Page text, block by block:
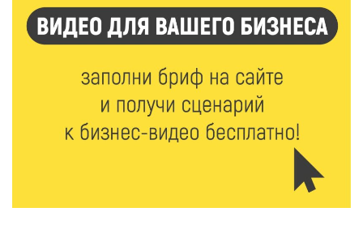
6 Авг 2026 15:48 581
Голубев проверил школы и детсады Зубцова к 1
6 Авг 2026 15:01 325
От Твери до Москвы: выставка художника
Владимира Васильева о героях СВО проходит в РГБ